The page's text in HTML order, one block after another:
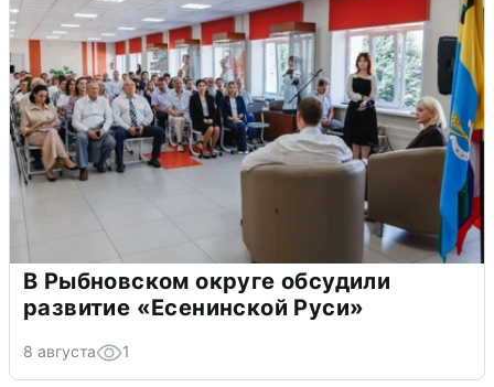
В Рыбновском округе обсудили
развитие «Есенинской Руси»
8 августа 1